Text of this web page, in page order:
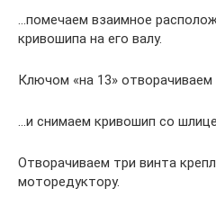
…помечаем взаимное
кривошипа на его валу.
Ключом «на 13» отворачиваем
…и снимаем кривошип со
Отворачиваем три винта
моторедуктору.